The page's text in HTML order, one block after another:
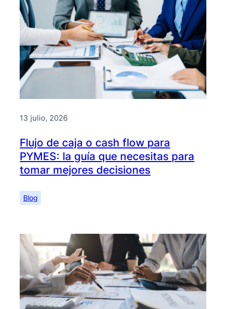
13 julio, 2026
Flujo de caja o cash flow para
PYMES: la guía que necesitas para
tomar mejores decisiones
Blog